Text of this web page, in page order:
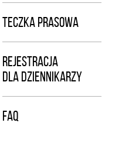
TECZKA PRASOWA
REJESTRACJA
DLA DZIENNIKARZY
FAQ